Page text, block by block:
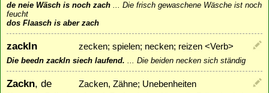
de neie Wäsch is noch zach ... Die frisch gewaschene Wäsche ist noch
feucht
dos Flaasch is aber zach
zackln zecken; spielen; necken; reizen <Verb>
Die beedn zackln siech laufend. ... Die beiden necken sich ständig
Zackn, de Zacken, Zähne; Unebenheiten